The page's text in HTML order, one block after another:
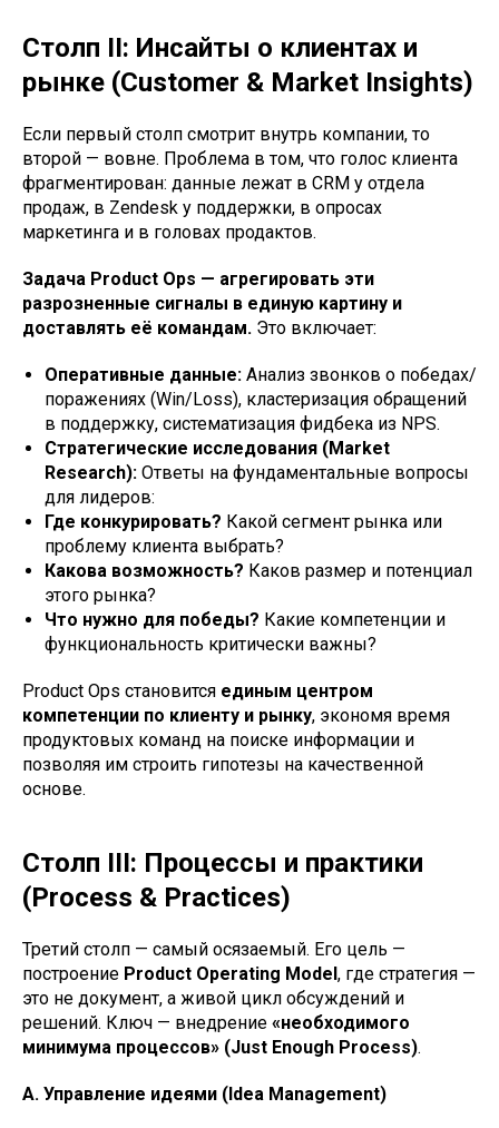
Столп II: Инсайты о клиентах и
рынке (Customer & Market Insights)
Если первый столп смотрит внутрь компании, то
второй — вовне. Проблема в том, что голос клиента
фрагментирован: данные лежат в CRM у отдела
продаж, в Zendesk у поддержки, в опросах
маркетинга и в головах продактов.
Задача Product Ops — агрегировать эти
разрозненные сигналы в единую картину и
доставлять её командам. Это включает:
Оперативные данные: Анализ звонков о победах/
поражениях (Win/Loss), кластеризация обращений
в поддержку, систематизация фидбека из NPS.
Стратегические исследования (Market
Research): Ответы на фундаментальные вопросы
для лидеров:
Где конкурировать? Какой сегмент рынка или
проблему клиента выбрать?
Какова возможность? Каков размер и потенциал
этого рынка?
Что нужно для победы? Какие компетенции и
функциональность критически важны?
Product Ops становится единым центром
компетенции по клиенту и рынку, экономя время
продуктовых команд на поиске информации и
позволяя им строить гипотезы на качественной
основе.
Столп III: Процессы и практики
(Process & Practices)
Третий столп — самый осязаемый. Его цель —
построение Product Operating Model, где стратегия —
это не документ, а живой цикл обсуждений и
решений. Ключ — внедрение «необходимого
минимума процессов» (Just Enough Process).
А. Управление идеями (Idea Management)